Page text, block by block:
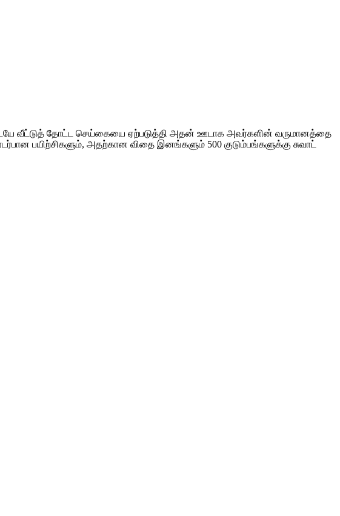
வீட்டுத் தோட்ட செய்கையை ஏற்படுத்தி அதன் ஊடாக அவர்களின் வருமானத்தை
பயிற்சிகளும், அதற்கான விதை இனங்களும் 500 குடும்பங்களுக்கு சுவாட்